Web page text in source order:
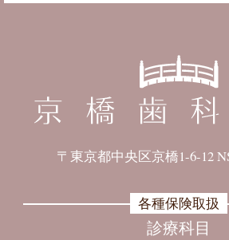
〒東京都中央区京橋1-6-12
各種保険取扱
診療科目